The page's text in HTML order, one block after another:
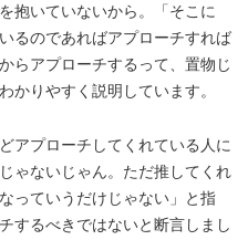
抱いていないから。「そこに
るのであればアプローチすれば
らアプローチするって、置物じ
かりやすく説明しています。
アプローチしてくれている人に
ゃないじゃん。ただ推してくれ
っていうだけじゃない」と指
するべきではないと断言しまし